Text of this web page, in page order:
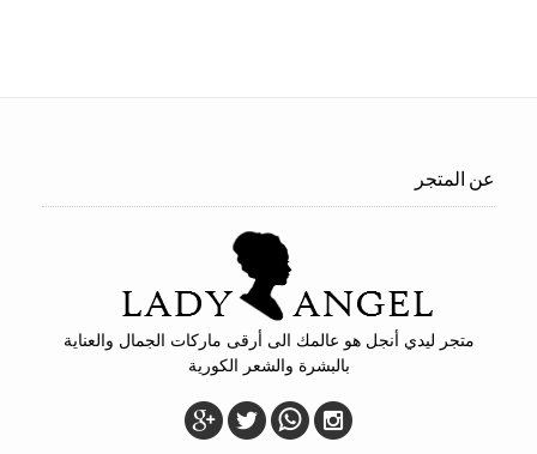
عن المتجر
متجر ليدي أنجل هو عالمك الى أرقى ماركات الجمال والعناية
بالبشرة والشعر الكورية